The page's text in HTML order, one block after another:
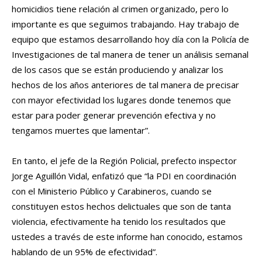
homicidios tiene relación al crimen organizado, pero lo
importante es que seguimos trabajando. Hay trabajo de
equipo que estamos desarrollando hoy día con la Policía de
Investigaciones de tal manera de tener un análisis semanal
de los casos que se están produciendo y analizar los
hechos de los años anteriores de tal manera de precisar
con mayor efectividad los lugares donde tenemos que
estar para poder generar prevención efectiva y no
tengamos muertes que lamentar”.
En tanto, el jefe de la Región Policial, prefecto inspector
Jorge Aguillón Vidal, enfatizó que “la PDI en coordinación
con el Ministerio Público y Carabineros, cuando se
constituyen estos hechos delictuales que son de tanta
violencia, efectivamente ha tenido los resultados que
ustedes a través de este informe han conocido, estamos
hablando de un 95% de efectividad”.